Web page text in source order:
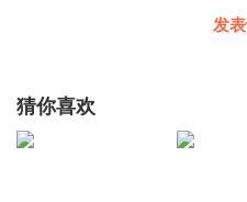
发
猜你喜欢